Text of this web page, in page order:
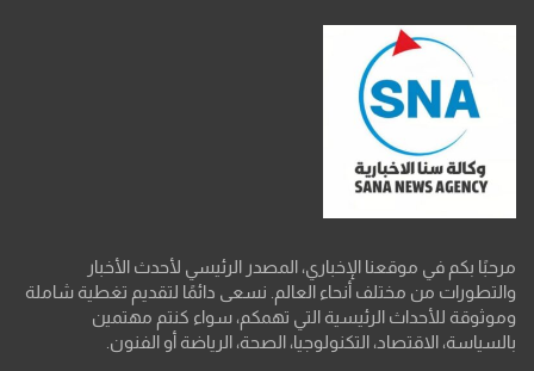
مرحبًا بكم في موقعنا الإخباري، المصدر الرئيسي لأحدث الأخبار
والتطورات من مختلف أنحاء العالم. نسعى دائمًا لتقديم تغطية شاملة
وموثوقة للأحداث الرئيسية التي تهمكم، سواء كنتم مهتمين
بالسياسة، الاقتصاد، التكنولوجيا، الصحة، الرياضة أو الفنون.